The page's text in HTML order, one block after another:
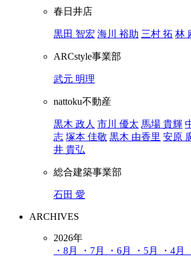
春日井店
黒田 智宏 海川 裕助 三村 拓 林
ARCstyle事業部
武元 明理
nattoku不動産
黒木 政人 市川 優太 馬場 貴輝
志 塚本 佳敬 黒木 由香里 安原
井 貴弘
総合建築事業部
石田 愛
ARCHIVES
2026年
・8月
・7月 ・6月 ・5月 ・4月